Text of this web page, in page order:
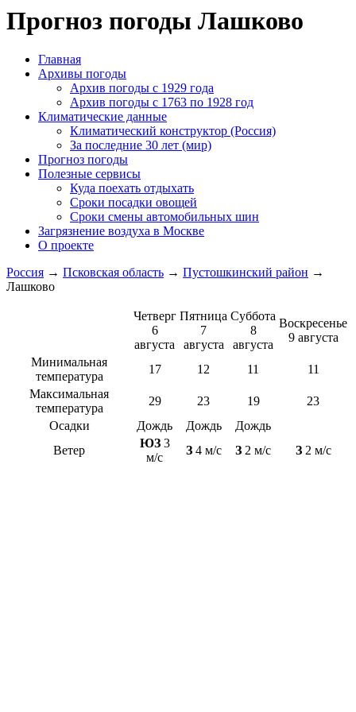
Прогноз погоды Лашково
Главная
Архивы погоды
Архив погоды c 1929 года
Архив погоды c 1763 по 1928 год
Климатические данные
Климатический конструктор (Россия)
За последние 30 лет (мир)
Прогноз погоды
Полезные сервисы
Куда поехать отдыхать
Сроки посадки овощей
Сроки смены автомобильных шин
Загрязнение воздуха в Москве
О проекте
Россия → Псковская область → Пустошкинский район →
Лашково
Четверг
6
августа
Пятница
7
августа
Суббота
8
августа
Воскресенье
9 августа
Минимальная
температура
17 12 11
11
Максимальная
температура
29 23 19
23
Осадки
Дождь Дождь
Дождь
Ветер
ЮЗ3
м/с
З4 м/с З 2 м/с З2 м/с